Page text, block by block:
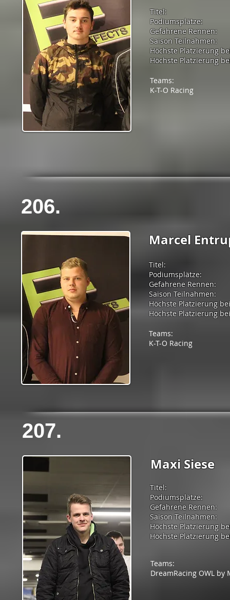
Titel:
Podiumsplätze:
Gefahrene Rennen:
Saison Teilnahmen:
Höchste Platzierung
Höchste Platzierung
Teams:
K-T-O Racing
206.
Marcel
Titel:
Podiumsplätze:
Gefahrene Rennen:
Saison Teilnahmen:
Höchste Platzierung
Höchste Platzierung
Teams:
K-T-O Racing
207.
Maxi Siese
Titel:
Podiumsplätze:
Gefahrene Rennen:
Saison Teilnahmen:
Höchste Platzierung
Höchste Platzierung
Teams:
DreamRacing OWL by